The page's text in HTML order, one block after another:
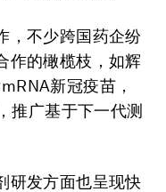
，不少跨国药企纷
作的橄榄枝，如辉
新冠疫苗，
推广基于下一代测
研发方面也呈现快